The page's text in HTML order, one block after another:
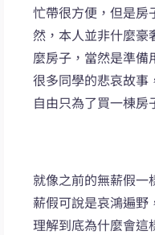
忙帶很方便，但是房
然，本人並非什麼豪
麼房子，當然是準備
很多同學的悲哀故事
自由只為了買一棟房
就像之前的無薪假一
薪假可說是哀鴻遍野
理解到底為什麼會這